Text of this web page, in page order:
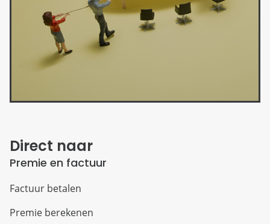
Direct naar
Premie en factuur
Factuur betalen
Premie berekenen